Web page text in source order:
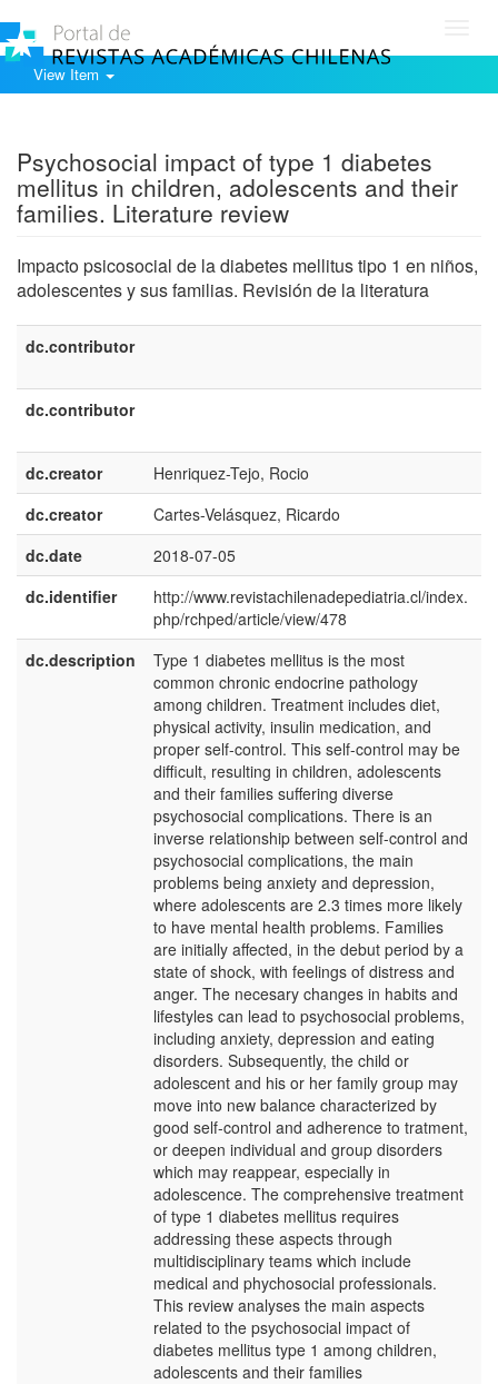
View Item
Psychosocial impact of type 1 diabetes
mellitus in children, adolescents and their
families. Literature review
Impacto psicosocial de la diabetes mellitus tipo 1 en niños,
adolescentes y sus familias. Revisión de la literatura
dc.contributor
dc.contributor
dc.creator
Henriquez-Tejo, Rocio
dc.creator
Cartes-Velásquez, Ricardo
dc.date
2018-07-05
dc.identifier
http://www.revistachilenadepediatria.cl/index.
php/rchped/article/view/478
dc.description
Type 1 diabetes mellitus is the most
common chronic endocrine pathology
among children. Treatment includes diet,
physical activity, insulin medication, and
proper self-control. This self-control may be
difficult, resulting in children, adolescents
and their families suffering diverse
psychosocial complications. There is an
inverse relationship between self-control and
psychosocial complications, the main
problems being anxiety and depression,
where adolescents are 2.3 times more likely
to have mental health problems. Families
are initially affected, in the debut period by a
state of shock, with feelings of distress and
anger. The necesary changes in habits and
lifestyles can lead to psychosocial problems,
including anxiety, depression and eating
disorders. Subsequently, the child or
adolescent and his or her family group may
move into new balance characterized by
good self-control and adherence to tratment,
or deepen individual and group disorders
which may reappear, especially in
adolescence. The comprehensive treatment
of type 1 diabetes mellitus requires
addressing these aspects through
multidisciplinary teams which include
medical and phychosocial professionals.
This review analyses the main aspects
related to the psychosocial impact of
diabetes mellitus type 1 among children,
adolescents and their families